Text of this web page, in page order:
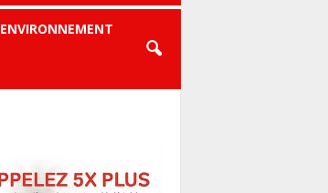
ENVIRONNEMENT